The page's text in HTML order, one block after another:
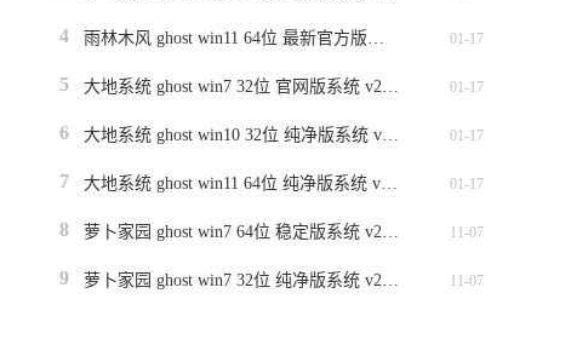
4 01-17
5 01-17
6 01-17
7 01-17
8 11-07
9 11-07